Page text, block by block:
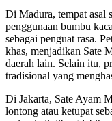
Di Madura, tempat asal
penggunaan bumbu
sebagai penguat rasa.
khas, menjadikan Sate
daerah lain. Selain itu,
tradisional yang
Di Jakarta, Sate Ayam
lontong atau ketupat